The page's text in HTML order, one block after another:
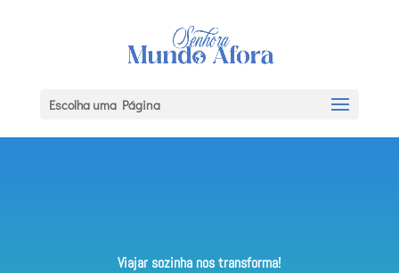
Escolha uma Página
Viajar sozinha nos transforma!